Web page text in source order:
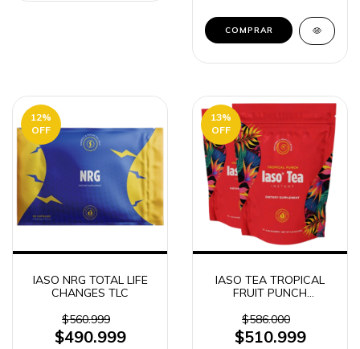
12%
OFF
IASO NRG TOTAL LIFE
CHANGES TLC
$560.999
$490.999
13%
OFF
IASO TEA TROPICAL
FRUIT PUNCH
LIFE CHANGES 50
SOBRES
$586.000
$510.999